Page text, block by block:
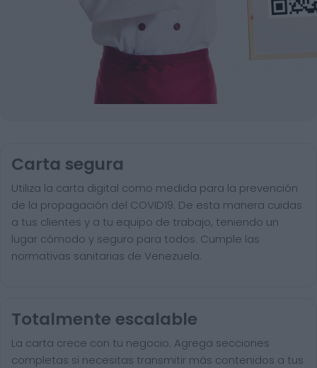
Carta segura
Utiliza la carta digital como medida para la prevención
de la propagación del COVID19. De esta manera cuidas
a tus clientes y a tu equipo de trabajo, teniendo un
lugar cómodo y seguro para todos. Cumple las
normativas sanitarias de Venezuela.
Totalmente escalable
La carta crece con tu negocio. Agrega secciones
completas si necesitas transmitir más contenidos a tus